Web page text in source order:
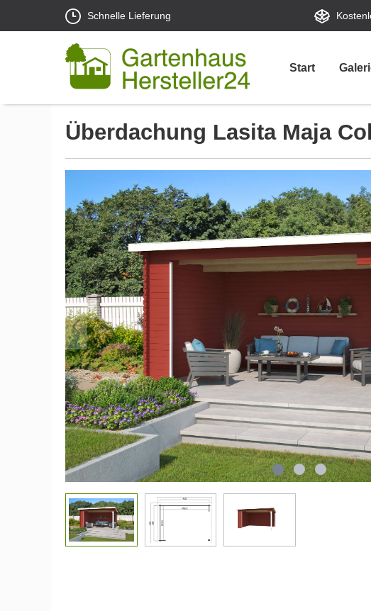
Schnelle Lieferung
Start
Überdachung Lasita Maja